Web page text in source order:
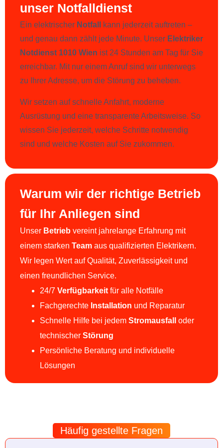
unser Notfalldienst
Ein elektrischer Notfall
kann jederzeit auftreten –
und genau dann zählt jede Minute. Unser Elektriker
Notdienst 1010 Wien ist 24 Stunden am Tag für Sie
erreichbar. Mit nur einem Anruf sind wir unterwegs
zu Ihrer Adresse, um die Störung zu beheben.
Wir setzen auf schnelle Anfahrt, moderne
Ausrüstung und eine transparente Arbeitsweise. So
wissen Sie jederzeit, welche Schritte notwendig
sind und welche Kosten auf Sie zukommen.
Warum wir der richtige Betrieb
für Ihr Anliegen sind
Unser Betrieb vereint jahrelange Erfahrung mit
einem starken Team aus qualifizierten Elektrikern.
Wir legen Wert auf Qualität, Zuverlässigkeit und
einen freundlichen Service.
24/7 Verfügbarkeit für alle Notfälle
Fachgerechte Installation und Reparatur
Schnelle Hilfe bei jedem Stromausfall
oder
technischer Störung
Persönliche Beratung und individuelle
Lösungen
Häufig gestellte Fragen